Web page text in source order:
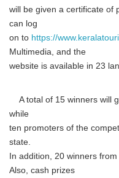
will be given a certificate of
can log
on to https://
Multimedia, and the
website is available in 23
A total of 15 winners will
while
ten promoters of the
state.
In addition, 20 winners
Also, cash prizes